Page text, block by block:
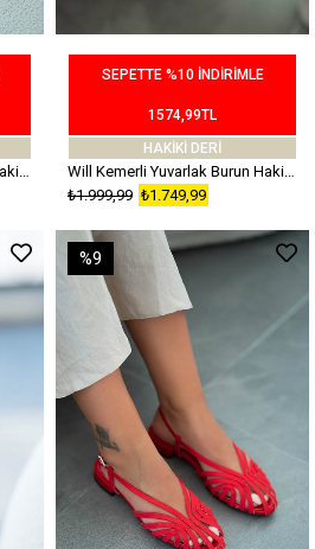
Will Kemerli Yuvarlak Burun Hakiki Süet Deri Babet Lila
SEPETTE %10 İNDİRİMLE
1574,99TL
HAKİKİ DERİ
Will Kemerli Yuvarlak Burun Hakiki Süet Deri Babet Bej
₺1.749,99
₺1.999,99
%9